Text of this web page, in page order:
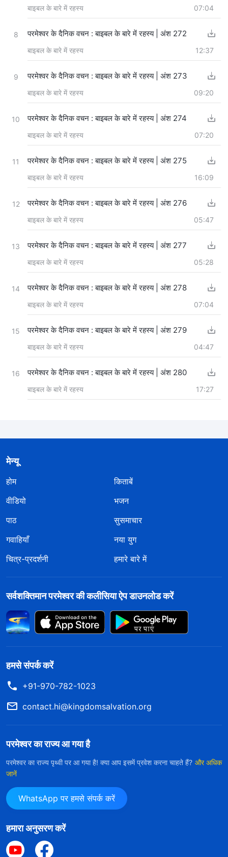
बाइबल के बारे में रहस्य 07:04
8 परमेश्वर के दैनिक वचन : बाइबल के बारे में रहस्य | अंश 272
बाइबल के बारे में रहस्य 12:37
9 परमेश्वर के दैनिक वचन : बाइबल के बारे में रहस्य | अंश 273
बाइबल के बारे में रहस्य 09:20
10 परमेश्वर के दैनिक वचन : बाइबल के बारे में रहस्य | अंश 274
बाइबल के बारे में रहस्य 07:20
11 परमेश्वर के दैनिक वचन : बाइबल के बारे में रहस्य | अंश 275
बाइबल के बारे में रहस्य 16:09
12 परमेश्वर के दैनिक वचन : बाइबल के बारे में रहस्य | अंश 276
बाइबल के बारे में रहस्य 05:47
13 परमेश्वर के दैनिक वचन : बाइबल के बारे में रहस्य | अंश 277
बाइबल के बारे में रहस्य 05:28
14 परमेश्वर के दैनिक वचन : बाइबल के बारे में रहस्य | अंश 278
बाइबल के बारे में रहस्य 07:04
15 परमेश्वर के दैनिक वचन : बाइबल के बारे में रहस्य | अंश 279
बाइबल के बारे में रहस्य 04:47
16 परमेश्वर के दैनिक वचन : बाइबल के बारे में रहस्य | अंश 280
बाइबल के बारे में रहस्य 17:27
मेन्यू
होम
किताबें
वीडियो
भजन
पाठ
सुसमाचार
गवाहियाँ
नया युग
चित्र-प्रदर्शनी
हमारे बारे में
सर्वशक्तिमान परमेश्वर की कलीसिया ऐप डाउनलोड करें
हमसे संपर्क करें
+91-970-782-1023
contact.hi@kingdomsalvation.org
परमेश्वर का राज्य आ गया है
परमेश्वर का राज्य पृथ्वी पर आ गया है! क्या आप इसमें प्रवेश करना चाहते हैं? और अधिक
जानें
WhatsApp पर हमसे संपर्क करें
हमारा अनुसरण करें